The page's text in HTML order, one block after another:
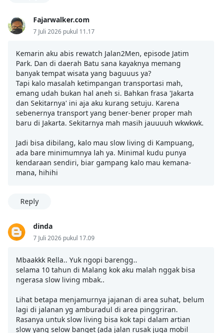
Fajarwalker.com
7 Juli 2026 pukul 11.17
Kemarin aku abis rewatch Jalan2Men, episode Jatim
Park. Dan di daerah Batu sana kayaknya memang
banyak tempat wisata yang baguuus ya?
Tapi kalo masalah ketimpangan transportasi mah,
emang udah bukan hal aneh si. Bahkan frasa 'Jakarta
dan Sekitarnya' ini aja aku kurang setuju. Karena
sebenernya transport yang bener-bener proper mah
baru di Jakarta. Sekitarnya mah masih jauuuuh wkwkwk.
Jadi bisa dibilang, kalo mau slow living di Kampuang,
ada bare minimumnya lah ya. Minimal kudu punya
kendaraan sendiri, biar gampang kalo mau kemana-
mana, hihihi
Reply
dinda
7 Juli 2026 pukul 17.09
Mbaakkk Rella.. Yuk ngopi barengg..
selama 10 tahun di Malang kok aku malah nggak bisa
ngerasa slow living mbak..
Lihat betapa menjamurnya jajanan di area suhat, belum
lagi di jalanan yg amburadul di area pinggriran.
Rasanya untuk slow living bisa kok tapi dalam artian
slow yang selow banget (ada jalan rusak juga mobil